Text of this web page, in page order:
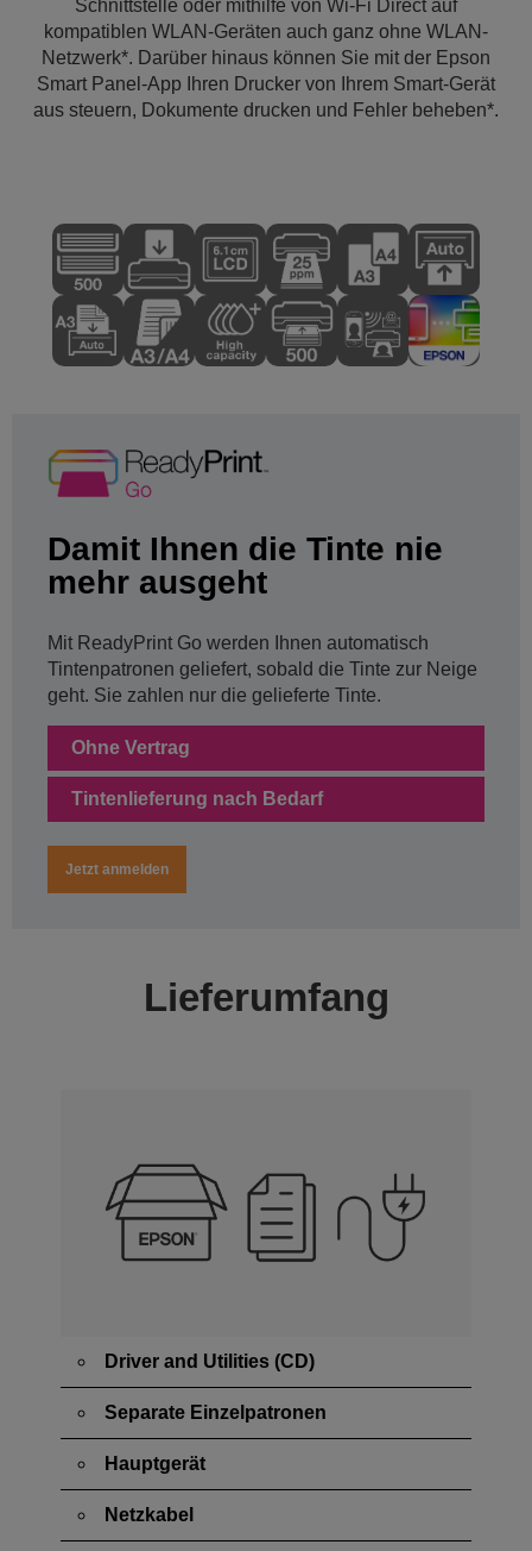
Schnittstelle oder mithilfe von Wi-Fi Direct auf
kompatiblen WLAN-Geräten auch ganz ohne WLAN-
Netzwerk*. Darüber hinaus können Sie mit der Epson
Smart Panel-App Ihren Drucker von Ihrem Smart-Gerät
aus steuern, Dokumente drucken und Fehler beheben*.
Damit Ihnen die Tinte nie
mehr ausgeht
Mit ReadyPrint Go werden Ihnen automatisch
Tintenpatronen geliefert, sobald die Tinte zur Neige
geht. Sie zahlen nur die gelieferte Tinte.
Ohne Vertrag
Tintenlieferung nach Bedarf
Jetzt anmelden
Lieferumfang
Driver and Utilities (CD)
Separate Einzelpatronen
Hauptgerät
Netzkabel